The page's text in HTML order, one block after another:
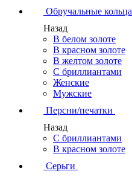
Обручальные кольца
Назад
В белом золоте
В красном золоте
В желтом золоте
С бриллиантами
Женские
Мужские
Персни/печатки
Назад
С бриллиантами
В красном золоте
Серьги